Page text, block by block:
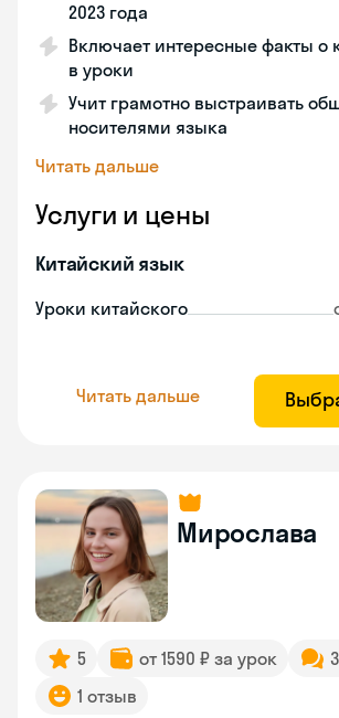
2023 года
Включает интересные факты о
в уроки
Учит грамотно выстраивать
носителями языка
Читать дальше
Услуги и цены
Китайский язык
Уроки китайского
Читать дальше
Мирослава
5 от 1590 ₽ за урок
1 отзыв